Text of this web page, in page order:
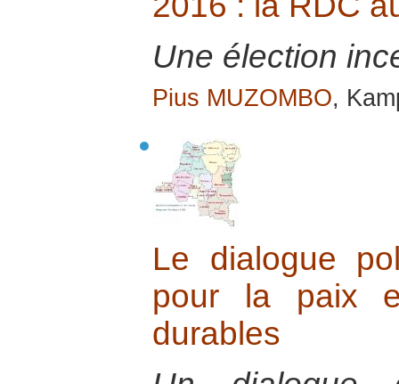
Une élection
Pius MUZOMBO,
Le dialogue
pour la paix
durables